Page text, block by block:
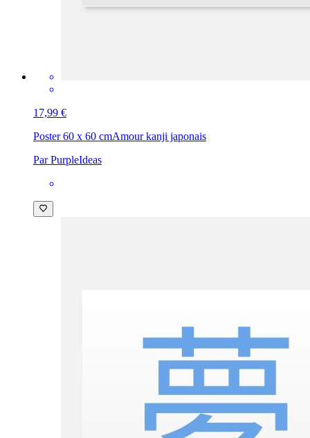
17,99 €
Poster 60 x 60 cmAmour kanji japonais
Par PurpleIdeas